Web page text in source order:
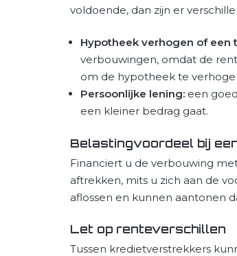
voldoende, dan zijn er
Hypotheek verhogen of
verbouwingen, omdat de
om de hypotheek te
Persoonlijke lening: een
een kleiner bedrag gaat.
Belastingvoordeel bij
Financiert u de verbouwing
aftrekken, mits u zich aan de
aflossen en kunnen aantonen
Let op renteverschillen
Tussen kredietverstrekkers